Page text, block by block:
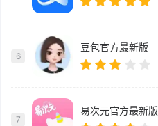
6
豆包官方最新版
7
易次元官方最新版